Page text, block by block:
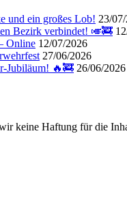
und ein großes Lob! 23/
Bezirk verbindet! 🎺🚒
Online 12/07/2026
27/06/2026
Jubiläum! 🔥🚒 26/06/2026
keine Haftung für die